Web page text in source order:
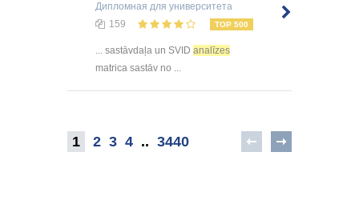
Дипломная для университета
159
TOP 500
... sastāvdaļa un SVID analīzes
matrica sastāv no ...
1 2 3 4 .. 3440